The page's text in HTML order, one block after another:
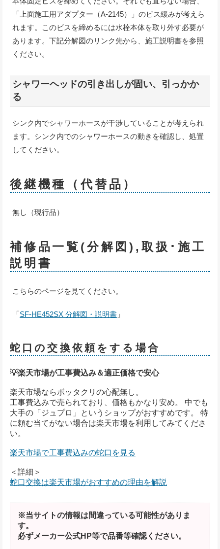
「上面施工用アダプター（A-2145）」のビス緩みが考えら
れます。このビスを締めるには水栓本体を取り外す必要が
あります。下記分解図のリンク先から、施工説明書を参照
ください。
シャワーヘッドの引き出しが固い、引っかか
る
シンク内でシャワーホースが干渉していることが考えられ
ます。シンク内でのシャワーホースの動きを確認し、処置
してください。
後継機種（代替品）
無し（現行品）
補修品一覧(分解図),取扱･施工
説明書
こちらのページを見てください。
「SF-HE452SX 分解図・説明書 」
蛇口の交換依頼をする場合
💡楽天市場が工事費込み＆適正価格で安心
楽天市場ならボッタクリの心配無し。
工事費込みで売られており、価格もかなり安め。 中でも
大手の「ジュプロ」というショップがおすすめです。 特
に頼む当てがない場合は楽天市場を利用してみてくださ
い。
楽天市場で工事費込みの蛇口を見る
＜詳細＞
蛇口交換は楽天市場がおすすめの理由を解説
※当サイトの情報は間違っている可能性がありま
す。
必ずメーカー公式HP等で品番等確認ください。